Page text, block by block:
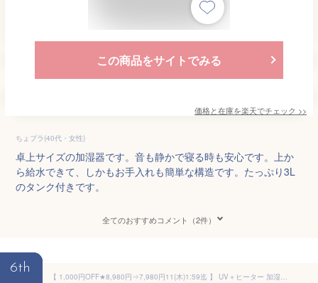
この商品をサイトでみる
価格と在庫を楽天でチェック >>
ちょプラ(40代・女性)
卓上サイズの加湿器です。音も静かで寝る時も安心です。上か
ら給水できて、しかもお手入れも簡単な構造です。たっぷり3L
のタンク付きです。
全てのおすすめコメント（2件）
6th
【 1,000円OFF★8,980円⇒7,980円11(木)1:59迄 】 UV＋ヒーター 加湿器 上部給水 ハイブリッド式 大容量 〜18畳 4L リモコン付き 除菌 アロマ 加熱式 卓上 卓上加湿器 軽量 コンパクト 上から給水 超音波 超音波式 簡単 3段階 清潔 オフィス 会社 リビング 2509SS